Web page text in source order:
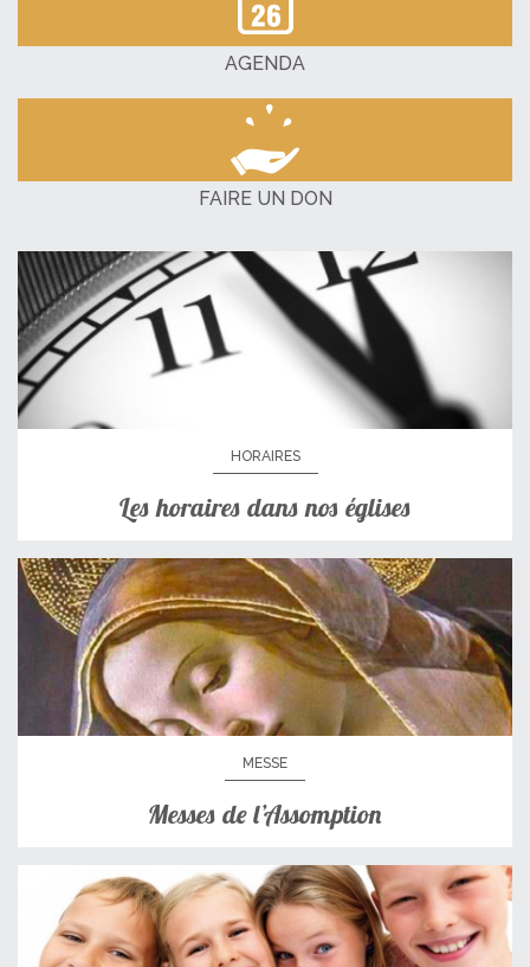
AGENDA
FAIRE UN DON
HORAIRES
Les horaires dans nos églises
MESSE
Messes de l’Assomption